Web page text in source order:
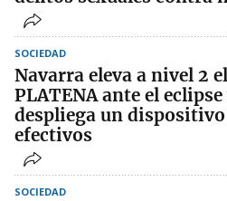
SOCIEDAD
Navarra eleva a nivel 2 el
PLATENA ante el eclipse
despliega un dispositivo
efectivos
SOCIEDAD